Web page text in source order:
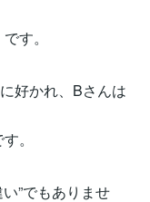
す。
好かれ、Bさんは
。
”でもありませ